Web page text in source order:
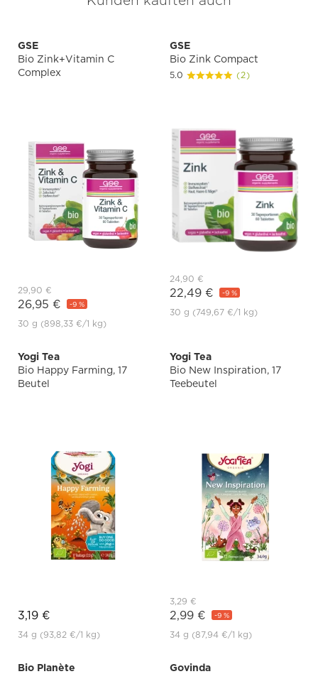
GSE
Bio Zink+Vitamin C
Complex
29,90 €
26,95 € -9 %
30 g (898,33 €/1 kg)
GSE
Bio Zink Compact
5.0 (2)
24,90 €
22,49 € -9 %
30 g (749,67 €/1 kg)
Yogi Tea
Bio Happy Farming, 17
Beutel
3,19 €
34 g (93,82 €/1 kg)
Yogi Tea
Bio New Inspiration, 17
Teebeutel
3,29 €
2,99 € -9 %
34 g (87,94 €/1 kg)
Bio Planète
Govinda